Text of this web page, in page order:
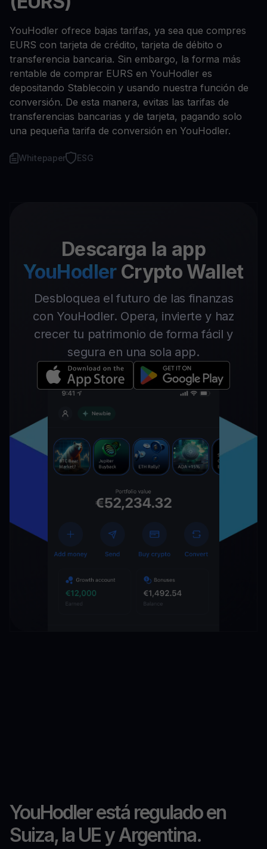
YouHodler ofrece bajas tarifas, ya sea que compres
EURS con tarjeta de crédito, tarjeta de débito o
transferencia bancaria. Sin embargo, la forma más
rentable de comprar EURS en YouHodler es
depositando Stablecoin y usando nuestra función de
conversión. De esta manera, evitas las tarifas de
transferencias bancarias y de tarjeta, pagando solo
una pequeña tarifa de conversión en YouHodler.
Whitepaper ESG
Descarga la app
YouHodler Crypto Wallet
Desbloquea el futuro de las finanzas
con YouHodler. Opera, invierte y haz
crecer tu patrimonio de forma fácil y
segura en una sola app.
YouHodler está regulado en
Suiza, la UE y Argentina.